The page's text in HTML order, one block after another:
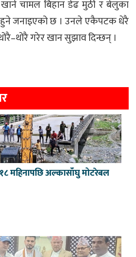
खाने चामल बिहान डेढ मुठी र बेलुका
हुने जनाइएको छ । उनले एकैपटक धेरै
गरेर खान सुझाव दिन्छन् ।
महिनापछि अल्कासाँघु मोटरेबल